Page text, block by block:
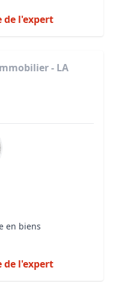
de l'expert
- LA
en biens
de l'expert